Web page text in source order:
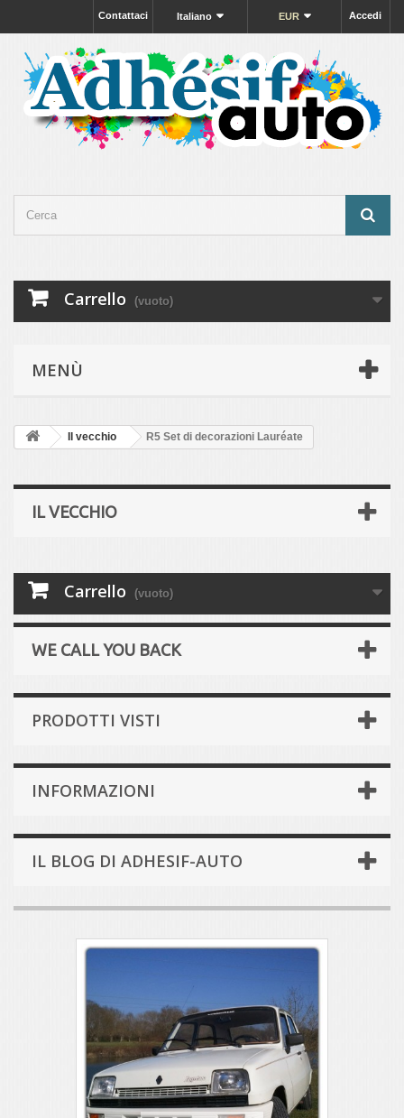
Accedi
EUR
Italiano
Contattaci
Carrello (vuoto)
MENÙ
Il vecchio R5 Set di decorazioni Lauréate
IL VECCHIO
Carrello (vuoto)
WE CALL YOU BACK
PRODOTTI VISTI
INFORMAZIONI
IL BLOG DI ADHESIF-AUTO